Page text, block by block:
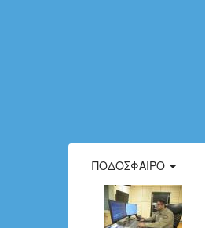
ΠΟΔΌΣΦΑΙΡΟ